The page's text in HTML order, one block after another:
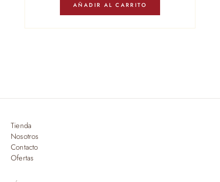
AÑADIR AL CARRITO
Tienda
Nosotros
Contacto
Ofertas